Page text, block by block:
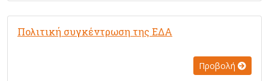
Πολιτική συγκέντρωση της ΕΔΑ
Προβολή